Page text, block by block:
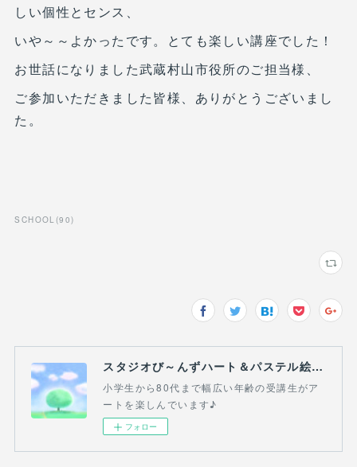
しい個性とセンス、
いや～～よかったです。とても楽しい講座でした！
お世話になりました武蔵村山市役所のご担当様、
ご参加いただきました皆様、ありがとうございまし
た。
SCHOOL (90)
スタジオび～んずハート＆パステル絵画教室(吉祥寺・三鷹・熊谷）
小学生から80代まで幅広い年齢の受講生がア
ートを楽しんでいます♪
フォロー